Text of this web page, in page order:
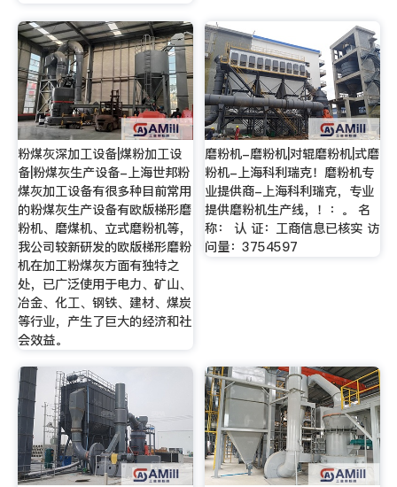
粉煤灰深加工设备|煤粉加工设
备|粉煤灰生产设备-上海世邦粉
煤灰加工设备有很多种目前常用
的粉煤灰生产设备有欧版梯形磨
粉机、磨煤机、立式磨粉机等，
我公司较新研发的欧版梯形磨粉
机在加工粉煤灰方面有独特之
处，已广泛使用于电力、矿山、
冶金、化工、钢铁、建材、煤炭
等行业，产生了巨大的经济和社
会效益。
磨粉机-磨粉机|对辊磨粉机|式磨
粉机-上海科利瑞克！磨粉机专
业提供商-上海科利瑞克，专业
提供磨粉机生产线，！：。 名
称： 认 证：工商信息已核实 访
问量：3754597